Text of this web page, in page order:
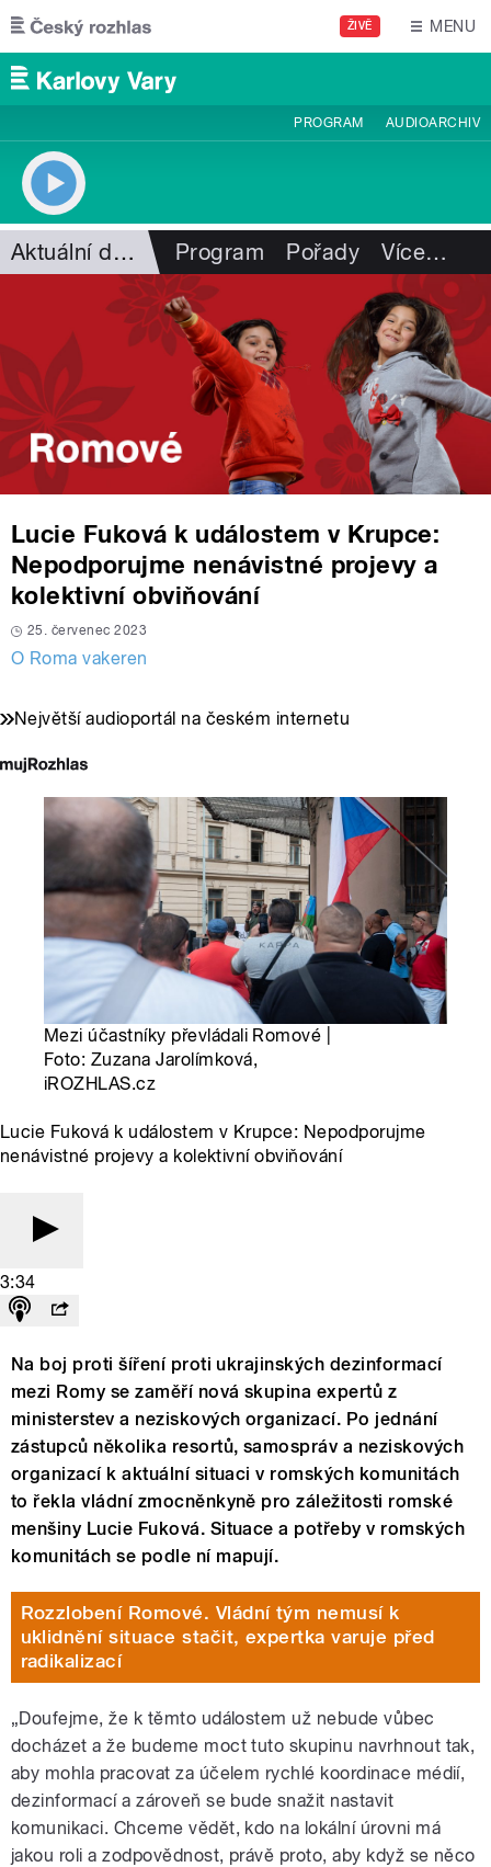
Přejít k hlavnímu obsahu
ŽIVĚ MENU
PROGRAM AUDIOARCHIV
Aktuální dění Program Pořady Více…
Lucie Fuková k událostem v Krupce:
Nepodporujme nenávistné projevy a
kolektivní obviňování
25. červenec 2023
O Roma vakeren
Největší audioportál na českém internetu
Mezi účastníky převládali Romové |
Foto: Zuzana Jarolímková,
iROZHLAS.cz
Lucie Fuková k událostem v Krupce: Nepodporujme
nenávistné projevy a kolektivní obviňování
3:34
Na boj proti šíření proti ukrajinských dezinformací
mezi Romy se zaměří nová skupina expertů z
ministerstev a neziskových organizací. Po jednání
zástupců několika resortů, samospráv a neziskových
organizací k aktuální situaci v romských komunitách
to řekla vládní zmocněnkyně pro záležitosti romské
menšiny Lucie Fuková. Situace a potřeby v romských
komunitách se podle ní mapují.
Rozzlobení Romové. Vládní tým nemusí k
uklidnění situace stačit, expertka varuje před
radikalizací
„Doufejme, že k těmto událostem už nebude vůbec
docházet a že budeme moct tuto skupinu navrhnout tak,
aby mohla pracovat za účelem rychlé koordinace médií,
dezinformací a zároveň se bude snažit nastavit
komunikaci. Chceme vědět, kdo na lokální úrovni má
jakou roli a zodpovědnost, právě proto, aby když se něco